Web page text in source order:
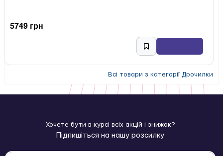
5749 грн
Всі товари з категорії Дрочилки
Хочете бути в курсі всіх акцій і знижок?
Підпишіться на нашу розсилку